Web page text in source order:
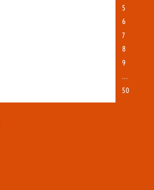
5
6
7
8
9
…
50